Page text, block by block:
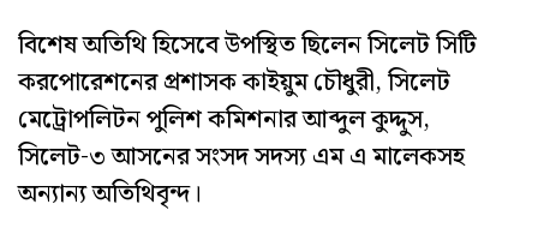
‎বিশেষ অতিথি হিসেবে উপস্থিত ছিলেন সিলেট সিটি
করপোরেশনের প্রশাসক কাইয়ুম চৌধুরী, সিলেট
মেট্রোপলিটন পুলিশ কমিশনার আব্দুল কুদ্দুস,
সিলেট-৩ আসনের সংসদ সদস্য এম এ মালেকসহ
অন্যান্য অতিথিবৃন্দ।